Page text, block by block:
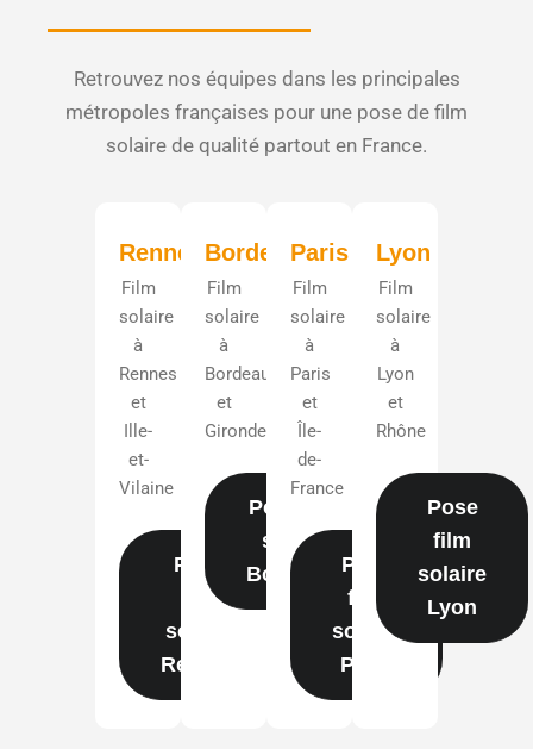
Retrouvez nos équipes dans les principales
métropoles françaises pour une pose de film
solaire de qualité partout en France.
Rennes
Film
solaire
à
Rennes
et
Ille-
et-
Vilaine
Pose
film
solaire
Rennes
Bordeaux
Film
solaire
à
Bordeaux
et
Gironde
Pose film
solaire
Bordeaux
Paris
Film
solaire
à
Paris
et
Île-
de-
France
Pose
film
solaire
Paris
Lyon
Film
solaire
à
Lyon
et
Rhône
Pose
film
solaire
Lyon